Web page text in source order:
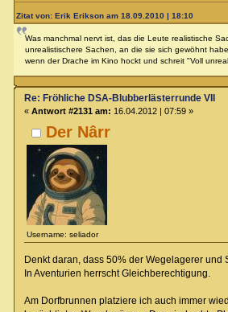
Zitat von: Erik Erikson am 18.09.2010 | 18:10
Was manchmal nervt ist, das die Leute realistische
unrealistischere Sachen, an die sie sich gewöhnt
wenn der Drache im Kino hockt und schreit "Voll
Der Nârr
Username: seliador
Re: Fröhliche DSA-Blubberlästerrunde VII
« Antwort #2131 am: 16.04.2012 | 07:59 »
Denkt daran, dass 50% der Wegelagerer und
In Aventurien herrscht Gleichberechtigung.
Am Dorfbrunnen platziere ich auch immer